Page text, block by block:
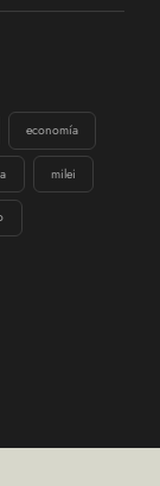
economía
milei